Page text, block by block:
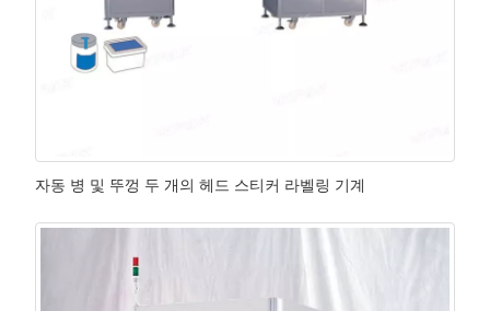
자동 병 및 뚜껑 두 개의 헤드 스티커 라벨링 기계